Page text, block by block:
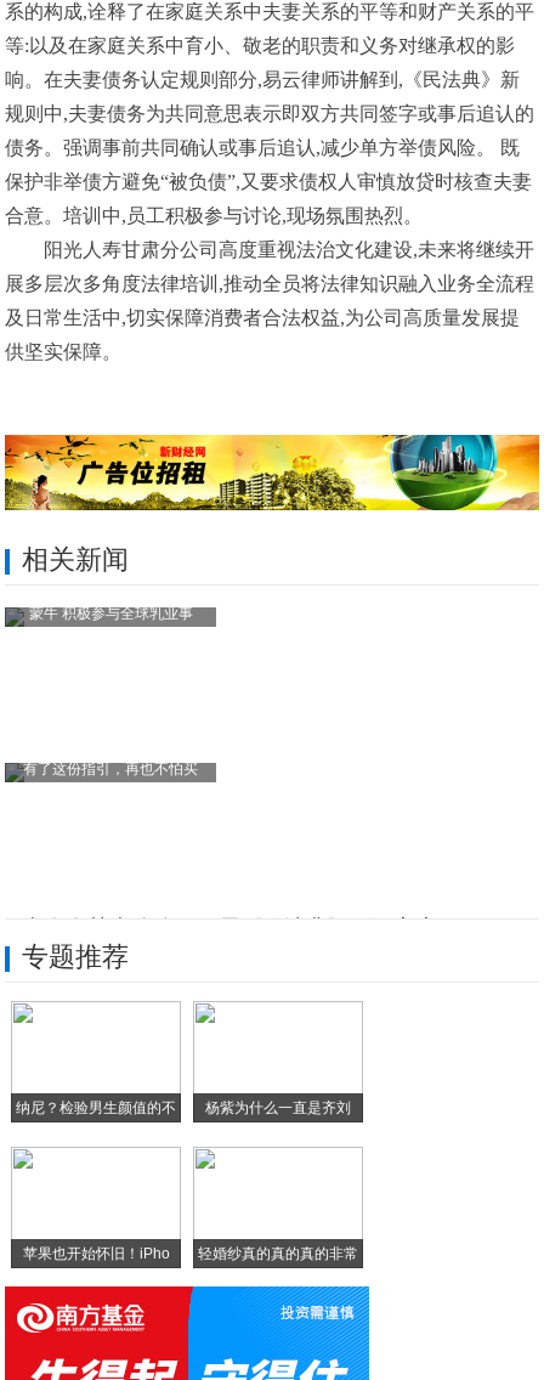
系的构成,诠释了在家庭关系中夫妻关系的平等和财产关系的平
等:以及在家庭关系中育小、敬老的职责和义务对继承权的影
响。在夫妻债务认定规则部分,易云律师讲解到,《民法典》新
规则中,夫妻债务为共同意思表示即双方共同签字或事后追认的
债务。强调事前共同确认或事后追认,减少单方举债风险。 既
保护非举债方避免“被负债”,又要求债权人审慎放贷时核查夫妻
合意。培训中,员工积极参与讨论,现场氛围热烈。
阳光人寿甘肃分公司高度重视法治文化建设,未来将继续开
展多层次多角度法律培训,推动全员将法律知识融入业务全流程
及日常生活中,切实保障消费者合法权益,为公司高质量发展提
供坚实保障。
相关新闻
蒙牛 积极参与全球乳业事
有了这份指引，再也不怕买
2025年武威“重离子杯”自行车公开赛（
达成长期战略合作 甘肃泰隆森矿业访问日立
专题推荐
纳尼？检验男生颜值的不
杨紫为什么一直是齐刘
苹果也开始怀旧！iPho
轻婚纱真的真的真的非常